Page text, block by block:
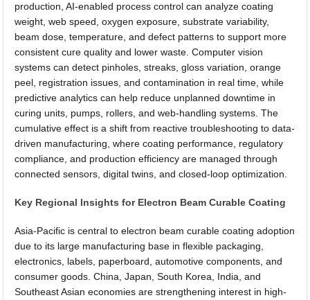
production, AI-enabled process control can analyze coating
weight, web speed, oxygen exposure, substrate variability,
beam dose, temperature, and defect patterns to support more
consistent cure quality and lower waste. Computer vision
systems can detect pinholes, streaks, gloss variation, orange
peel, registration issues, and contamination in real time, while
predictive analytics can help reduce unplanned downtime in
curing units, pumps, rollers, and web-handling systems. The
cumulative effect is a shift from reactive troubleshooting to data-
driven manufacturing, where coating performance, regulatory
compliance, and production efficiency are managed through
connected sensors, digital twins, and closed-loop optimization.
Key Regional Insights for Electron Beam Curable Coating
Asia-Pacific is central to electron beam curable coating adoption
due to its large manufacturing base in flexible packaging,
electronics, labels, paperboard, automotive components, and
consumer goods. China, Japan, South Korea, India, and
Southeast Asian economies are strengthening interest in high-